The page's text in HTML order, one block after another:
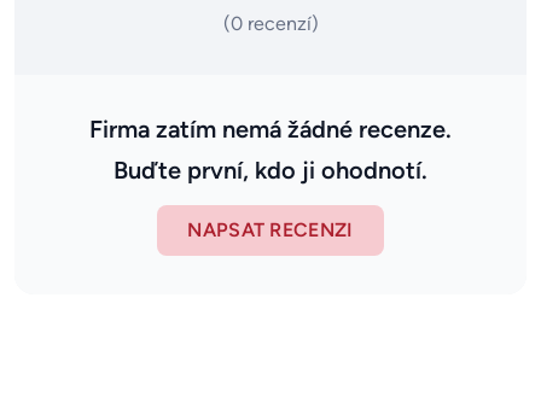
(0 recenzí)
Firma zatím nemá žádné recenze.
Buďte první, kdo ji ohodnotí.
NAPSAT RECENZI